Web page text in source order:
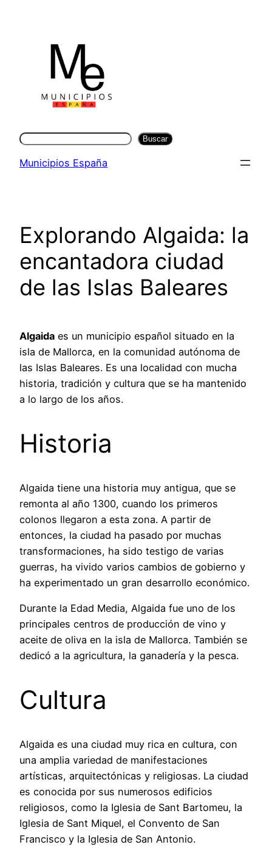
contenido
Buscar Buscar
Municipios España
Explorando Algaida: la
encantadora ciudad
de las Islas Baleares
Algaida es un municipio español situado en la
isla de Mallorca, en la comunidad autónoma de
las Islas Baleares. Es una localidad con mucha
historia, tradición y cultura que se ha mantenido
a lo largo de los años.
Historia
Algaida tiene una historia muy antigua, que se
remonta al año 1300, cuando los primeros
colonos llegaron a esta zona. A partir de
entonces, la ciudad ha pasado por muchas
transformaciones, ha sido testigo de varias
guerras, ha vivido varios cambios de gobierno y
ha experimentado un gran desarrollo económico.
Durante la Edad Media, Algaida fue uno de los
principales centros de producción de vino y
aceite de oliva en la isla de Mallorca. También se
dedicó a la agricultura, la ganadería y la pesca.
Cultura
Algaida es una ciudad muy rica en cultura, con
una amplia variedad de manifestaciones
artísticas, arquitectónicas y religiosas. La ciudad
es conocida por sus numerosos edificios
religiosos, como la Iglesia de Sant Bartomeu, la
Iglesia de Sant Miquel, el Convento de San
Francisco y la Iglesia de San Antonio.